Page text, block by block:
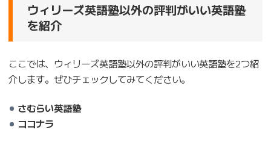
ウィリーズ英語塾以外の評判がいい英語塾
を紹介
ここでは、ウィリーズ英語塾以外の評判がいい英語塾を2つ紹
介します。ぜひチェックしてみてください。
さむらい英語塾
ココナラ